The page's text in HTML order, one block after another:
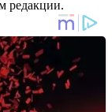
редакции.